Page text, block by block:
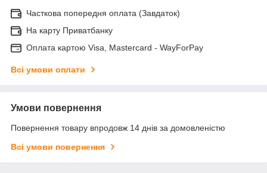
Часткова попередня оплата (Завдаток)
На карту Приватбанку
Оплата картою Visa, Mastercard - WayForPay
Всі умови оплати
Умови повернення
Повернення товару впродовж 14 днів за домовленістю
Всі умови повернення